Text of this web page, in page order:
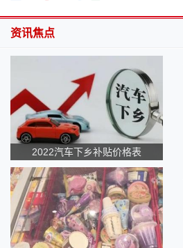
资讯焦点
2022汽车下乡补贴价格表